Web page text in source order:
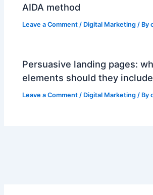
AIDA method
Leave a Comment / Digital Marketing / By
Persuasive landing pages:
elements should they
Leave a Comment / Digital Marketing / By